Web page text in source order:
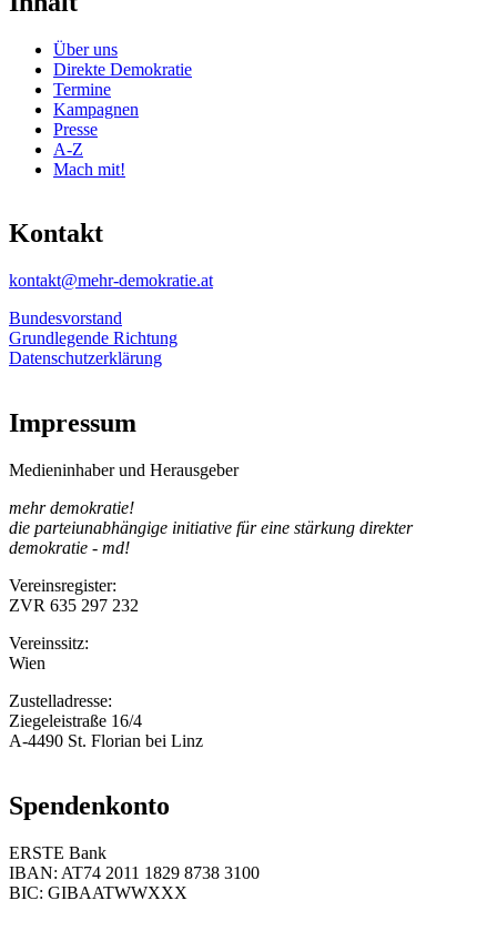
Über uns
Direkte Demokratie
Termine
Kampagnen
Presse
A-Z
Mach mit!
Kontakt
kontakt@mehr-demokratie.at
Bundesvorstand
Grundlegende Richtung
Datenschutzerklärung
Impressum
Medieninhaber und Herausgeber
mehr demokratie!
die parteiunabhängige initiative für eine stärkung direkter
demokratie - md!
Vereinsregister:
ZVR 635 297 232
Vereinssitz:
Wien
Zustelladresse:
Ziegeleistraße 16/4
A-4490 St. Florian bei Linz
Spendenkonto
ERSTE Bank
IBAN: AT74 2011 1829 8738 3100
BIC: GIBAATWWXXX